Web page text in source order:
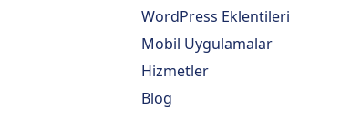
WordPress Eklentileri
Mobil Uygulamalar
Hizmetler
Blog